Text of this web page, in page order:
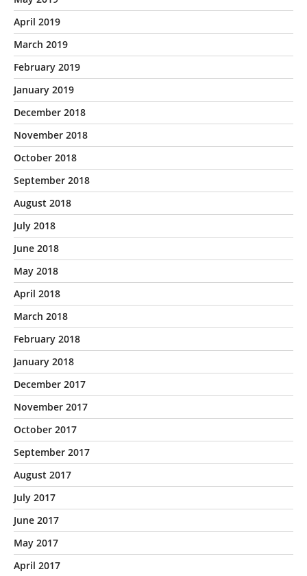
April 2019
March 2019
February 2019
January 2019
December 2018
November 2018
October 2018
September 2018
August 2018
July 2018
June 2018
May 2018
April 2018
March 2018
February 2018
January 2018
December 2017
November 2017
October 2017
September 2017
August 2017
July 2017
June 2017
May 2017
April 2017